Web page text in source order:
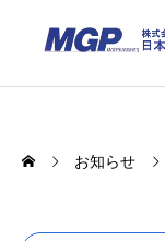
お知らせ